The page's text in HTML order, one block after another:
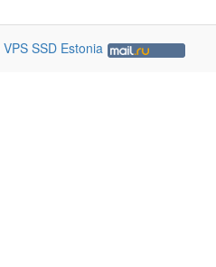
VPS SSD Estonia